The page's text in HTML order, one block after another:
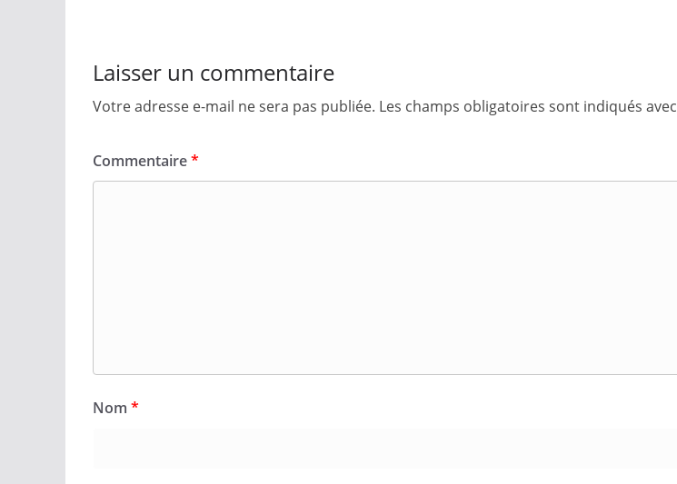
Laisser un commentaire
Votre adresse e-mail ne sera pas publiée. Les champs obligatoires sont indiqués avec
Commentaire*
Nom *